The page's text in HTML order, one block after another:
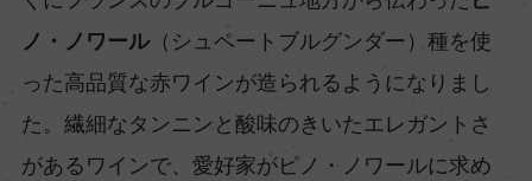
ノ・ノワール（シュペートブルグンダー）種を使
った高品質な赤ワインが造られるようになりまし
た。繊細なタンニンと酸味のきいたエレガントさ
があるワインで、愛好家がピノ・ノワールに求め